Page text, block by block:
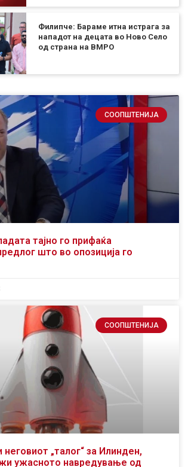
Филипче: Бараме итна истрага за
нападот на децата во Ново Село
од страна на ВМРО
СООПШТЕНИЈА
тајно го прифаќа
што во опозиција го
СООПШТЕНИЈА
„талог“ за Илинден,
ужасното навредување од